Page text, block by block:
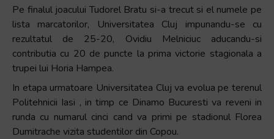
Pe finalul joacului Tudorel Bratu si-a trecut si el numele pe
lista marcatorilor, Universitatea Cluj impunandu-se cu
rezultatul de 25-20, Ovidiu Melniciuc aducandu-si
contributia cu 20 de puncte la prima victorie stagionala a
trupei lui Horia Hampea.
In etapa urmatoare Universitatea Cluj va evolua pe terenul
Politehnicii Iasi , in timp ce Dinamo Bucuresti va reveni in
runda cu numarul cinci cand va primi pe stadionul Florea
Dumitrache vizita studentilor din Copou.